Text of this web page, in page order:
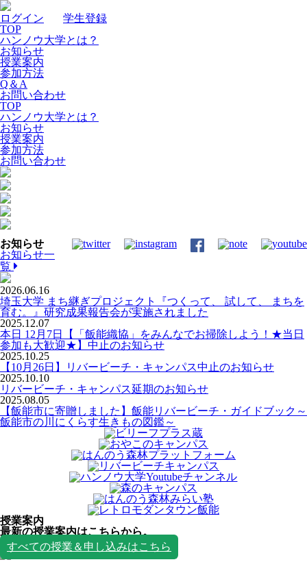
ログイン
学生登録
TOP
ハンノウ大学とは？
お知らせ
授業案内
参加方法
Q＆A
お問い合わせ
TOP
ハンノウ大学とは？
お知らせ
授業案内
参加方法
お問い合わせ
お知らせ
お知らせ一
覧
2026.06.16
埼玉大学 まち継ぎプロジェクト『つくって、 試して、 まちを
育む。』研究成果報告会が実施されました
2025.12.07
本日 12月7日【「飯能織協」をみんなでお掃除しよう！★当日
参加も大歓迎★】中止のお知らせ
2025.10.25
【10月26日】リバービーチ・キャンパス中止のお知らせ
2025.10.10
リバービーチ・キャンパス延期のお知らせ
2025.08.05
【飯能市に寄贈しました】飯能リバービーチ・ガイドブック～
飯能市の川にくらす生きもの図鑑～
授業案内
最新の授業案内はこちらから。
授業一覧
すべての授業＆申し込みはこちら